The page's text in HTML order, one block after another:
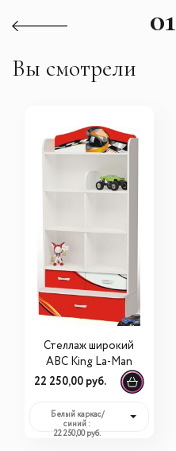
01
Вы смотрели
Стеллаж широкий
ABC King La-Man
22 250,00 руб.
Белый каркас/
синий :
22 250,00 руб.